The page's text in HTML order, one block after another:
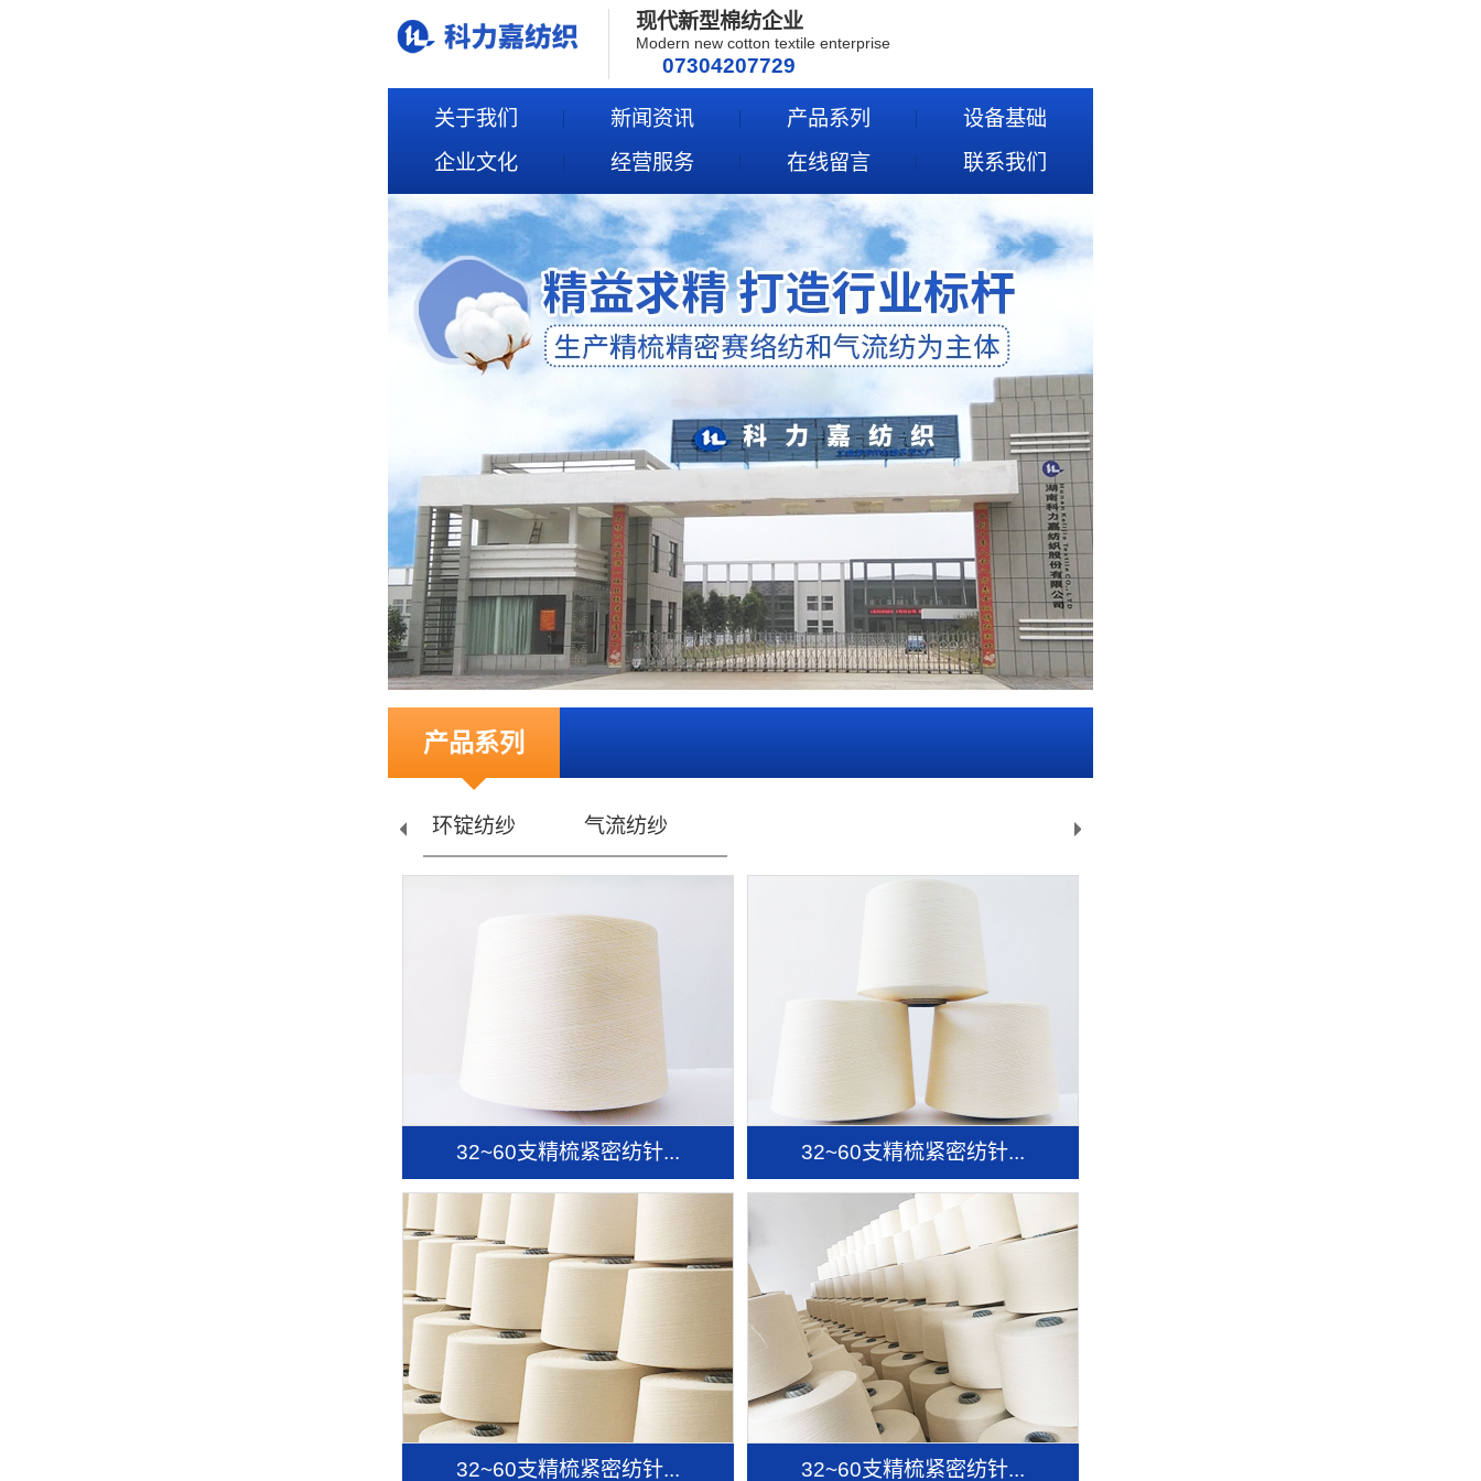
现代新型棉纺企业
Modern new cotton textile enterprise
07304207729
关于我们 新闻资讯 产品系列
设备基础
企业文化
经营服务 在线留言 联系我们
产品系列
环锭纺纱 气流纺纱
32~60支精梳紧密纺针... 32~60支精梳紧密纺针...
32~60支精梳紧密纺针... 32~60支精梳紧密纺针...